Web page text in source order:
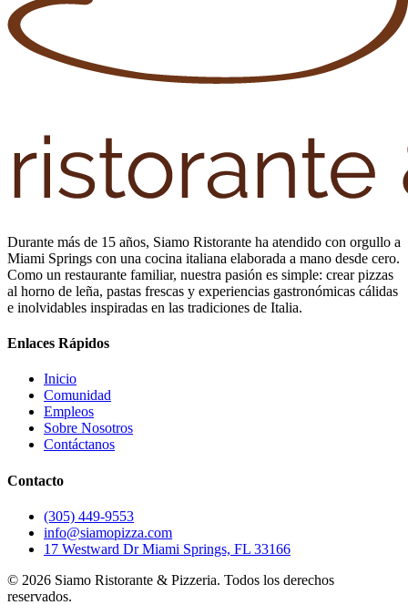
Durante más de 15 años, Siamo Ristorante ha atendido con orgullo a
Miami Springs con una cocina italiana elaborada a mano desde cero.
Como un restaurante familiar, nuestra pasión es simple: crear pizzas
al horno de leña, pastas frescas y experiencias gastronómicas cálidas
e inolvidables inspiradas en las tradiciones de Italia.
Enlaces Rápidos
Inicio
Comunidad
Empleos
Sobre Nosotros
Contáctanos
Contacto
(305) 449-9553
info@siamopizza.com
17 Westward Dr Miami Springs, FL 33166
© 2026 Siamo Ristorante & Pizzeria. Todos los derechos
reservados.